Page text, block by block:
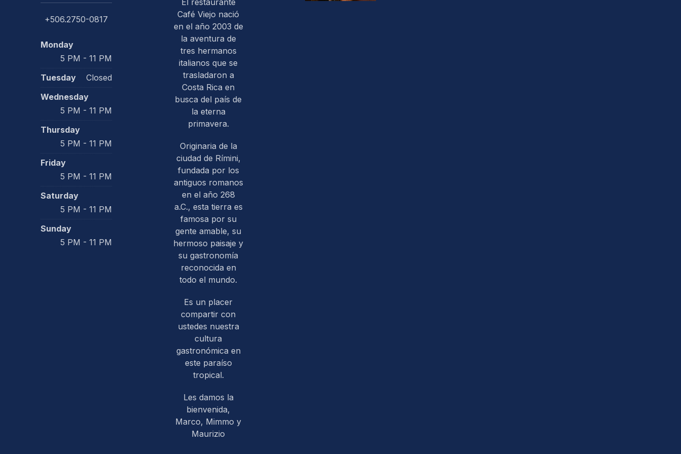
+506.2750-0817
Monday
5 PM - 11 PM
Tuesday
Closed
Wednesday
5 PM - 11 PM
Thursday
5 PM - 11 PM
Friday
5 PM - 11 PM
Saturday
5 PM - 11 PM
Sunday
5 PM - 11 PM
El restaurante
Café Viejo nació
en el año 2003 de
la aventura de
tres hermanos
italianos que se
trasladaron a
Costa Rica en
busca del país de
la eterna
primavera.
Originaria de la
ciudad de Rímini,
fundada por los
antiguos romanos
en el año 268
a.C., esta tierra es
famosa por su
gente amable, su
hermoso paisaje y
su gastronomía
reconocida en
todo el mundo.
Es un placer
compartir con
ustedes nuestra
cultura
gastronómica en
este paraíso
tropical.
Les damos la
bienvenida,
Marco, Mimmo y
Maurizio
PREVIOUS